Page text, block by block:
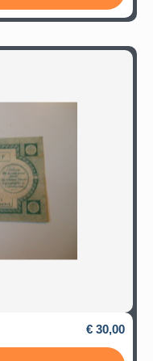
€ 30,00